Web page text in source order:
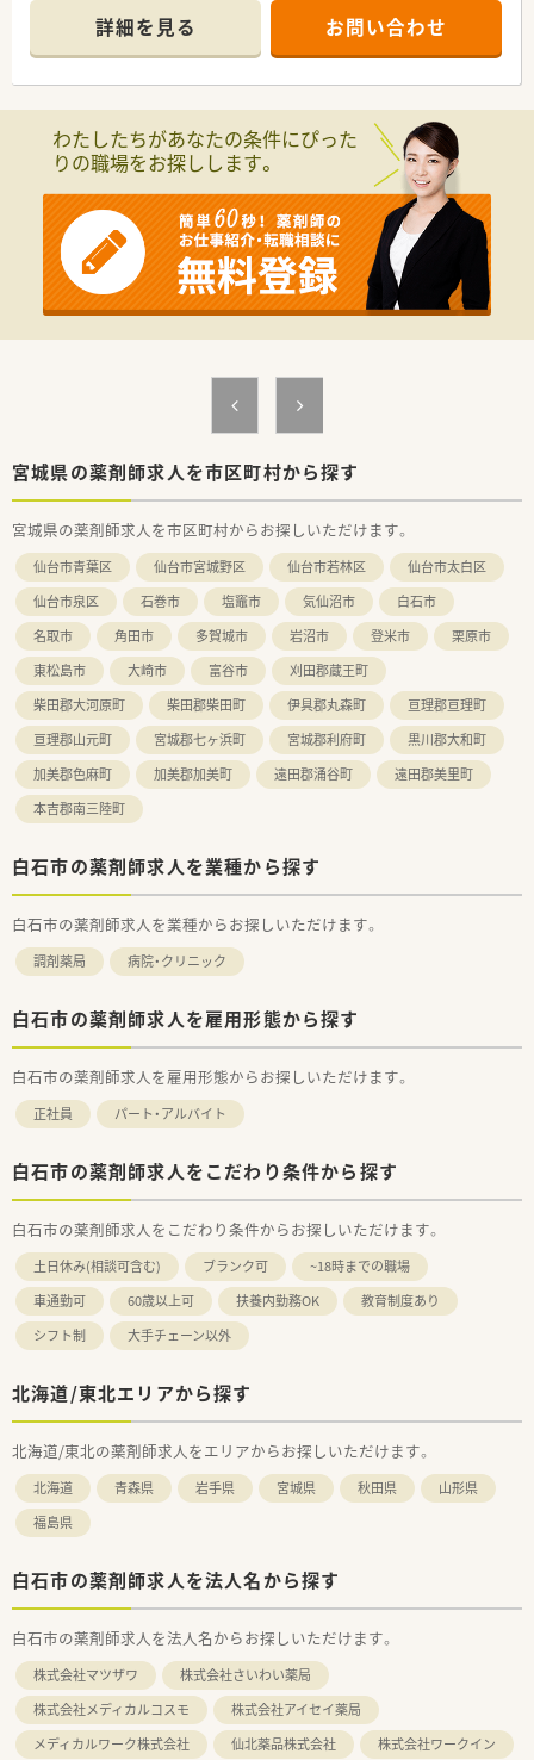
■入院患者様の調剤業務の他、外来の患者様の調剤業務について
もご対応していただきます
■日曜日・祝日に月1回程度、日直対応していただく他は、平日メ
インでご就業いただけます。
◆ご家庭との両立を図りたい方へもオススメ
◆仙南エリアにて地域医療に貢献されたい方にオススメ
≪病院について≫
■仙南エリアの基幹病院として長年地域の方々に親しまれてい
る一般病院です。
■従業員同士がお互いに尊重し合い、働ける職場です。
■外部の研修、学会参加に関しても費用補助があり、従業員の
方々の学びをサポートしております。
詳細を見る お問い合わせ
わたしたちがあなたの条件にぴった
りの職場をお探しします。
宮城県の薬剤師求人を市区町村から探す
宮城県の薬剤師求人を市区町村からお探しいただけます。
仙台市青葉区 仙台市宮城野区 仙台市若林区
仙台市太白区
仙台市泉区
石巻市 塩竈市 気仙沼市
白石市
名取市
角田市 多賀城市 岩沼市 登米市
栗原市
東松島市
大崎市 富谷市
刈田郡蔵王町
柴田郡大河原町
柴田郡柴田町 伊具郡丸森町
亘理郡亘理町
亘理郡山元町
宮城郡七ヶ浜町 宮城郡利府町
黒川郡大和町
加美郡色麻町
加美郡加美町 遠田郡涌谷町
遠田郡美里町
本吉郡南三陸町
白石市の薬剤師求人を業種から探す
白石市の薬剤師求人を業種からお探しいただけます。
調剤薬局 病院・クリニック
白石市の薬剤師求人を雇用形態から探す
白石市の薬剤師求人を雇用形態からお探しいただけます。
正社員 パート・アルバイト
白石市の薬剤師求人をこだわり条件から探す
白石市の薬剤師求人をこだわり条件からお探しいただけます。
土日休み(相談可含む) ブランク可
~18時までの職場
車通勤可
60歳以上可 扶養内勤務OK
教育制度あり
シフト制
大手チェーン以外
北海道/東北エリアから探す
北海道/東北の薬剤師求人をエリアからお探しいただけます。
北海道 青森県 岩手県 宮城県 秋田県
山形県
福島県
白石市の薬剤師求人を法人名から探す
白石市の薬剤師求人を法人名からお探しいただけます。
株式会社マツザワ
株式会社さいわい薬局
株式会社メディカルコスモ
株式会社アイセイ薬局
メディカルワーク株式会社
仙北薬品株式会社
株式会社ワークイン